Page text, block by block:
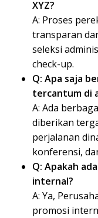
XYZ?
A: Proses
transparan
seleksi
check-up.
Q: Apa saja
tercantum di
A: Ada
diberikan
perjalanan
konferensi,
Q: Apakah
internal?
A: Ya,
promosi